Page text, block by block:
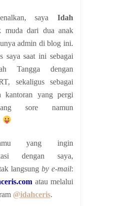
saya Idah
muda dari dua anak
admin di blog ini.
saya saat ini sebagai
Tangga dengan
sekaligus sebagai
kantoran yang pergi
sore namun
yang ingin
dengan saya,
langsung by e-mail:
atau melalui
@idahceris.